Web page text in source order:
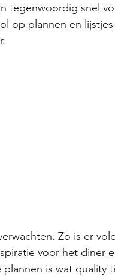
tegenwoordig snel
op plannen en
Zo is er
voor het diner
is wat quality